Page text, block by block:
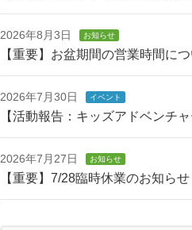
2026年8月3日 お知らせ
【重要】お盆期間の営業時間に
2026年7月30日 イベント
【活動報告：キッズアドベンチャ
2026年7月27日 お知らせ
【重要】7/28臨時休業のお知らせ